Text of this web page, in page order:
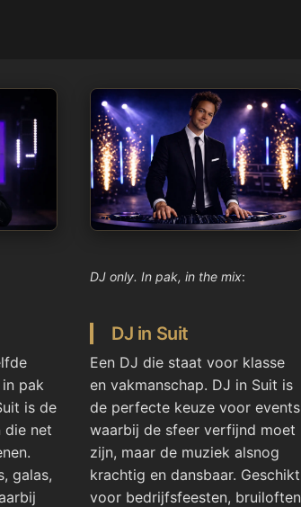
pak
is de
die net
galas,
DJ only. In pak, in the mix:
DJ in Suit
Een DJ die staat voor klasse
en vakmanschap. DJ in Suit is
de perfecte keuze voor events
waarbij de sfeer verfijnd moet
zijn, maar de muziek alsnog
krachtig en dansbaar. Geschikt
voor bedrijfsfeesten, bruiloften